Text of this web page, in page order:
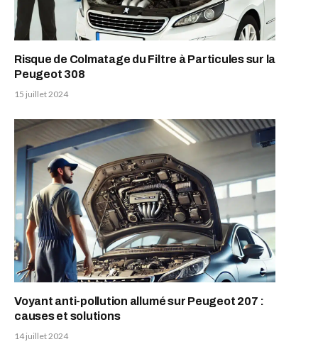
Risque de Colmatage du Filtre à Particules sur la
Peugeot 308
15 juillet 2024
Voyant anti-pollution allumé sur Peugeot 207 :
causes et solutions
14 juillet 2024